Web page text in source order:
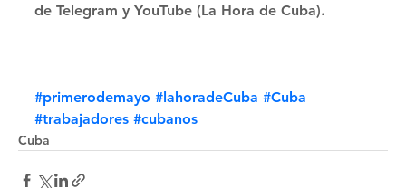
de Telegram y YouTube (La Hora de Cuba).
#primerodemayo #lahoradeCuba #Cuba
#trabajadores #cubanos
Cuba